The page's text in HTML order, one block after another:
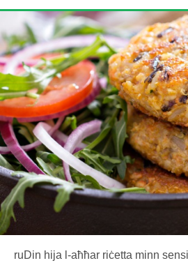
ruDin hija l-aħħar riċetta minn